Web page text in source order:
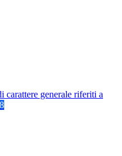
carattere generale riferiti a
8